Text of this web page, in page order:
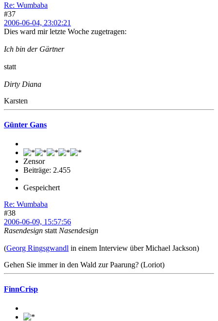
Re: Wumbaba
#37
2006-06-04, 23:02:21
Dies ward mir letzte Woche zugetragen:
Ich bin der Gärtner
statt
Dirty Diana
Karsten
Günter Gans
Zensor
Beiträge: 2.455
Gespeichert
Re: Wumbaba
#38
2006-06-09, 15:57:56
Rasendesign stattNasendesign
(Georg Ringsgwandl in einem Interview über Michael Jackson)
Gehen Sie immer in den Wald zur Paarung? (Loriot)
FinnCrisp